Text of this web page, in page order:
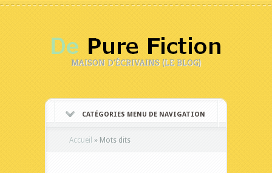
MAISON D'ÉCRIVAINS (LE BLOG)
CATÉGORIES MENU DE NAVIGATION
Accueil » Mots dits